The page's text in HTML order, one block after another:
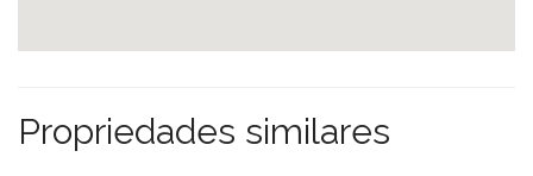
Propriedades similares